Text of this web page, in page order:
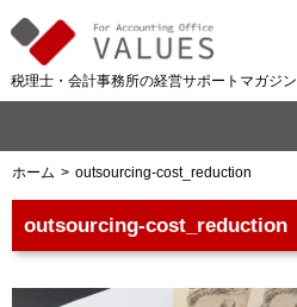
税理士・会計事務所の経営サポートマガジン
ホーム outsourcing-cost_reduction
outsourcing-cost_reduction